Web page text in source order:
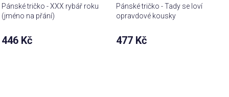
Pánské tričko - XXX rybář roku
(jméno na přání)
446 Kč
Pánské tričko - Tady se loví
opravdové kousky
477 Kč